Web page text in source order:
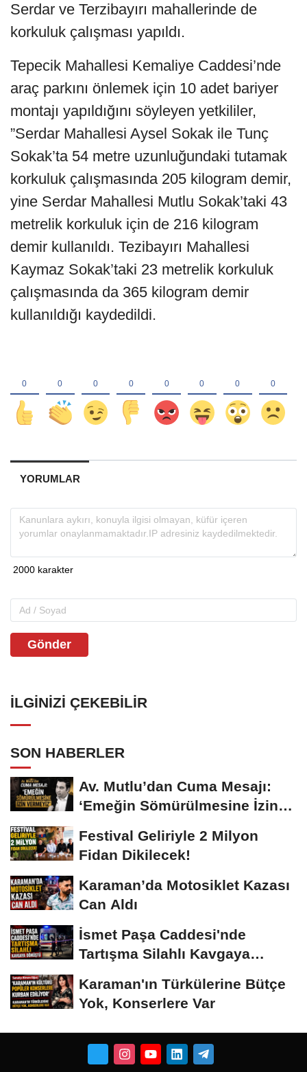
Serdar ve Terzibayırı mahallerinde de
korkuluk çalışması yapıldı.
Tepecik Mahallesi Kemaliye Caddesi’nde
araç parkını önlemek için 10 adet bariyer
montajı yapıldığını söyleyen yetkililer,
”Serdar Mahallesi Aysel Sokak ile Tunç
Sokak’ta 54 metre uzunluğundaki tutamak
korkuluk çalışmasında 205 kilogram demir,
yine Serdar Mahallesi Mutlu Sokak’taki 43
metrelik korkuluk için de 216 kilogram
demir kullanıldı. Tezibayırı Mahallesi
Kaymaz Sokak’taki 23 metrelik korkuluk
çalışmasında da 365 kilogram demir
kullanıldığı kaydedildi.
YORUMLAR
Gönder
İLGINIZI ÇEKEBILIR
SON HABERLER
Av. Mutlu’dan Cuma Mesajı:
‘Emeğin Sömürülmesine İzin
Festival Geliriyle 2 Milyon
Fidan Dikilecek!
Karaman’da Motosiklet Kazası
Can Aldı
İsmet Paşa Caddesi'nde
Tartışma Silahlı Kavgaya
Karaman'ın Türkülerine Bütçe
Yok, Konserlere Var